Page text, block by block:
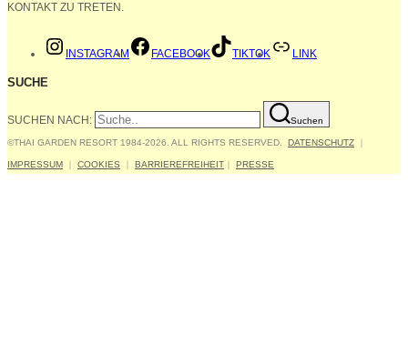
KONTAKT ZU TRETEN.
INSTAGRAM FACEBOOK TIKTOK LINK
SUCHE
SUCHEN NACH: Suchen
©THAI GARDEN RESORT 1984-2026. ALL RIGHTS RESERVED. DATENSCHUTZ
IMPRESSUM COOKIES BARRIEREFREIHEIT PRESSE